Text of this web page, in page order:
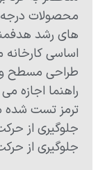
محصولات درجه
های رشد
اساسی کارخانه
طراحی مسطح
راهنما اجازه
ترمز تست شده
جلوگیری از
جلوگیری از